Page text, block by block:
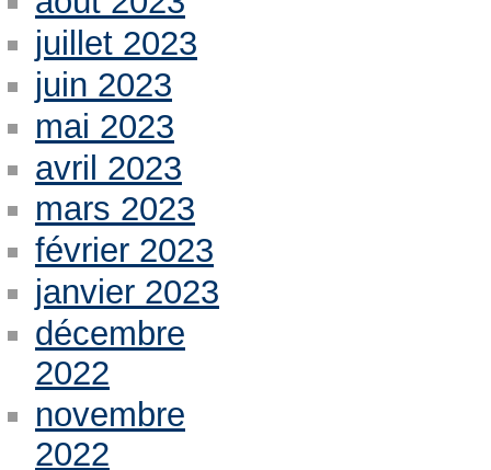
juillet 2023
juin 2023
mai 2023
avril 2023
mars 2023
février 2023
janvier 2023
décembre
2022
novembre
2022